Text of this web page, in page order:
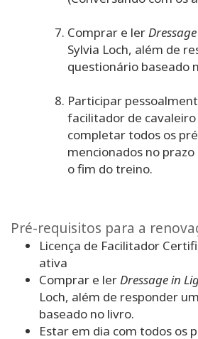
Comprar e ler
Sylvia Loch, além de
questionário baseado
Participar
facilitador de cavaleiro
completar todos os
mencionados no
o fim do treino.
Pré-requisitos para a
Licença de Facilitador
ativa
Comprar e lerDressage in
Loch, além de responder
baseado no livro.
Estar em dia com todos os